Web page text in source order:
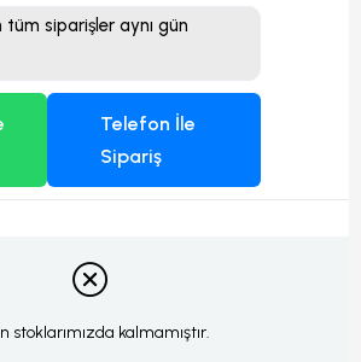
tüm siparişler aynı gün
Telefon İle
Sipariş
stoklarımızda kalmamıştır.